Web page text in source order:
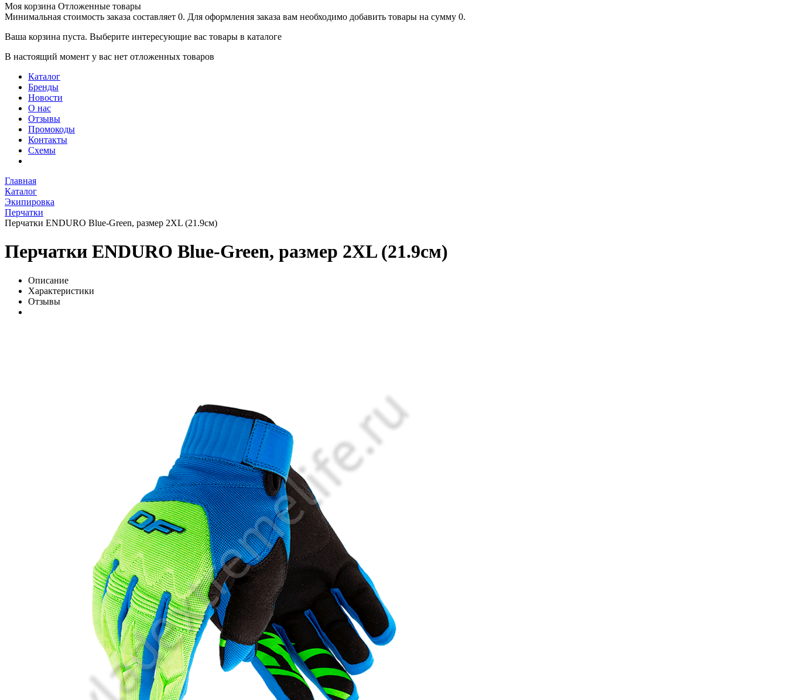
Моя корзина Отложенные товары
Минимальная стоимость заказа составляет 0. Для оформления заказа вам необходимо добавить товары на сумму 0.
Ваша корзина пуста. Выберите интересующие вас товары в каталоге
В настоящий момент у вас нет отложенных товаров
Каталог
Бренды
Новости
О нас
Отзывы
Промокоды
Контакты
Схемы
Главная
Каталог
Экипировка
Перчатки
Перчатки ENDURO Blue-Green, размер 2XL (21.9см)
Перчатки ENDURO Blue-Green, размер 2XL (21.9см)
Описание
Характеристики
Отзывы